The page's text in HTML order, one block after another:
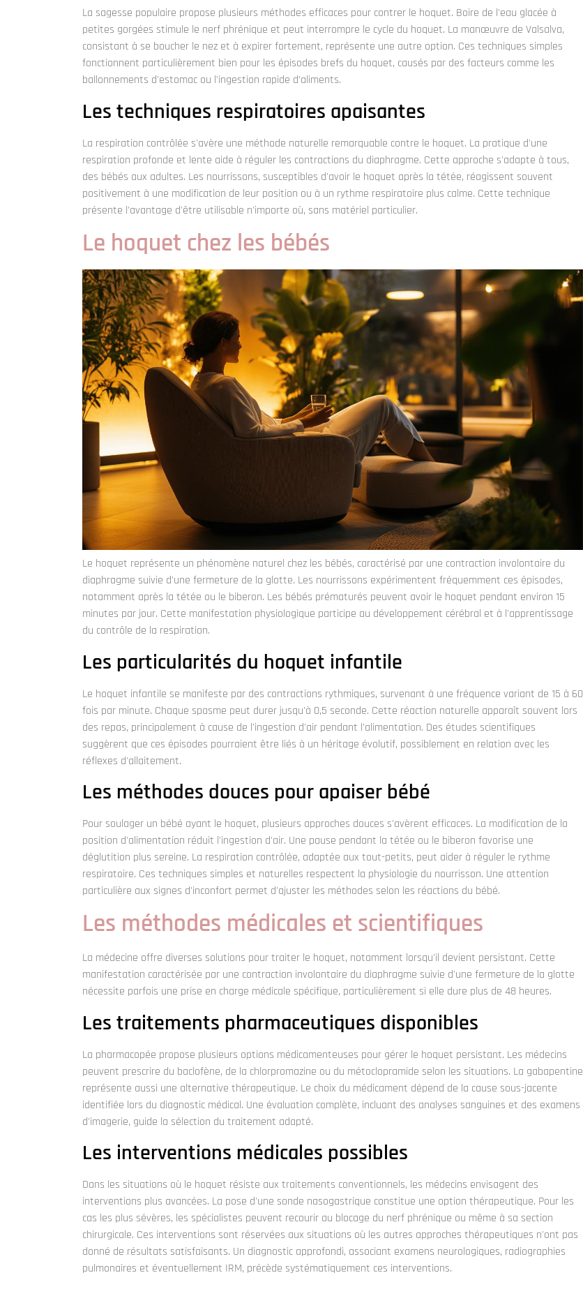
La sagesse populaire propose plusieurs méthodes efficaces pour contrer le hoquet. Boire de l'eau glacée à
petites gorgées stimule le nerf phrénique et peut interrompre le cycle du hoquet. La manœuvre de Valsalva,
consistant à se boucher le nez et à expirer fortement, représente une autre option. Ces techniques simples
fonctionnent particulièrement bien pour les épisodes brefs du hoquet, causés par des facteurs comme les
ballonnements d'estomac ou l'ingestion rapide d'aliments.
Les techniques respiratoires apaisantes
La respiration contrôlée s'avère une méthode naturelle remarquable contre le hoquet. La pratique d'une
respiration profonde et lente aide à réguler les contractions du diaphragme. Cette approche s'adapte à tous,
des bébés aux adultes. Les nourrissons, susceptibles d'avoir le hoquet après la tétée, réagissent souvent
positivement à une modification de leur position ou à un rythme respiratoire plus calme. Cette technique
présente l'avantage d'être utilisable n'importe où, sans matériel particulier.
Le hoquet chez les bébés
Le hoquet représente un phénomène naturel chez les bébés, caractérisé par une contraction involontaire du
diaphragme suivie d'une fermeture de la glotte. Les nourrissons expérimentent fréquemment ces épisodes,
notamment après la tétée ou le biberon. Les bébés prématurés peuvent avoir le hoquet pendant environ 15
minutes par jour. Cette manifestation physiologique participe au développement cérébral et à l'apprentissage
du contrôle de la respiration.
Les particularités du hoquet infantile
Le hoquet infantile se manifeste par des contractions rythmiques, survenant à une fréquence variant de 15 à 60
fois par minute. Chaque spasme peut durer jusqu'à 0,5 seconde. Cette réaction naturelle apparaît souvent lors
des repas, principalement à cause de l'ingestion d'air pendant l'alimentation. Des études scientifiques
suggèrent que ces épisodes pourraient être liés à un héritage évolutif, possiblement en relation avec les
réflexes d'allaitement.
Les méthodes douces pour apaiser bébé
Pour soulager un bébé ayant le hoquet, plusieurs approches douces s'avèrent efficaces. La modification de la
position d'alimentation réduit l'ingestion d'air. Une pause pendant la tétée ou le biberon favorise une
déglutition plus sereine. La respiration contrôlée, adaptée aux tout-petits, peut aider à réguler le rythme
respiratoire. Ces techniques simples et naturelles respectent la physiologie du nourrisson. Une attention
particulière aux signes d'inconfort permet d'ajuster les méthodes selon les réactions du bébé.
Les méthodes médicales et scientifiques
La médecine offre diverses solutions pour traiter le hoquet, notamment lorsqu'il devient persistant. Cette
manifestation caractérisée par une contraction involontaire du diaphragme suivie d'une fermeture de la glotte
nécessite parfois une prise en charge médicale spécifique, particulièrement si elle dure plus de 48 heures.
Les traitements pharmaceutiques disponibles
La pharmacopée propose plusieurs options médicamenteuses pour gérer le hoquet persistant. Les médecins
peuvent prescrire du baclofène, de la chlorpromazine ou du métoclopramide selon les situations. La gabapentine
représente aussi une alternative thérapeutique. Le choix du médicament dépend de la cause sous-jacente
identifiée lors du diagnostic médical. Une évaluation complète, incluant des analyses sanguines et des examens
d'imagerie, guide la sélection du traitement adapté.
Les interventions médicales possibles
Dans les situations où le hoquet résiste aux traitements conventionnels, les médecins envisagent des
interventions plus avancées. La pose d'une sonde nasogastrique constitue une option thérapeutique. Pour les
cas les plus sévères, les spécialistes peuvent recourir au blocage du nerf phrénique ou même à sa section
chirurgicale. Ces interventions sont réservées aux situations où les autres approches thérapeutiques n'ont pas
donné de résultats satisfaisants. Un diagnostic approfondi, associant examens neurologiques, radiographies
pulmonaires et éventuellement IRM, précède systématiquement ces interventions.